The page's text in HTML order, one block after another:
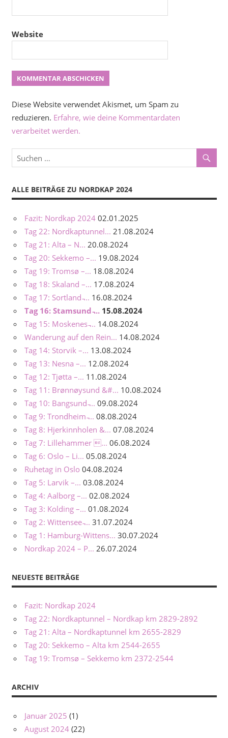
Website
Diese Website verwendet Akismet, um Spam zu
reduzieren. Erfahre, wie deine Kommentardaten
verarbeitet werden.
ALLE BEITRÄGE ZU NORDKAP 2024
Fazit: Nordkap 2024 02.01.2025
Tag 22: Nordkaptunnel... 21.08.2024
Tag 21: Alta – N... 20.08.2024
Tag 20: Sekkemo –... 19.08.2024
Tag 19: Tromsø –... 18.08.2024
Tag 18: Skaland –... 17.08.2024
Tag 17: Sortland ̵... 16.08.2024
Tag 16: Stamsund ̵... 15.08.2024
Tag 15: Moskenes ̵... 14.08.2024
Wanderung auf den Rein... 14.08.2024
Tag 14: Storvik –... 13.08.2024
Tag 13: Nesna –... 12.08.2024
Tag 12: Tjøtta –... 11.08.2024
Tag 11: Brønnøysund &#... 10.08.2024
Tag 10: Bangsund ̵... 09.08.2024
Tag 9: Trondheim ̵... 08.08.2024
Tag 8: Hjerkinnholen &... 07.08.2024
Tag 7: Lillehammer ... 06.08.2024
Tag 6: Oslo – Li... 05.08.2024
Ruhetag in Oslo 04.08.2024
Tag 5: Larvik –... 03.08.2024
Tag 4: Aalborg –... 02.08.2024
Tag 3: Kolding –... 01.08.2024
Tag 2: Wittensee ̵... 31.07.2024
Tag 1: Hamburg-Wittens... 30.07.2024
Nordkap 2024 – P... 26.07.2024
NEUESTE BEITRÄGE
Fazit: Nordkap 2024
Tag 22: Nordkaptunnel – Nordkap km 2829-2892
Tag 21: Alta – Nordkaptunnel km 2655-2829
Tag 20: Sekkemo – Alta km 2544-2655
Tag 19: Tromsø – Sekkemo km 2372-2544
ARCHIV
Januar 2025 (1)
August 2024 (22)